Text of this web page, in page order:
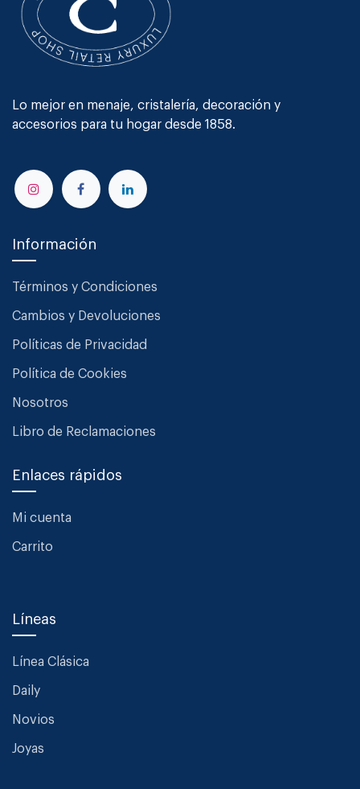
Lo mejor en menaje, cristalería, decoración y
accesorios para tu hogar desde 1858.
Información
Términos y Condiciones
Cambios y Devoluciones
Políticas de Privacidad
Política de Cookies
Nosotros
Libro de Reclamaciones
Enlaces rápidos
Mi cuenta
Carrito
Líneas
Línea Clásica
Daily
Novios
Joyas